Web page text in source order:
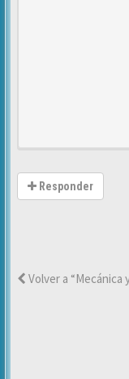
Responder
Volver a “Mecánica